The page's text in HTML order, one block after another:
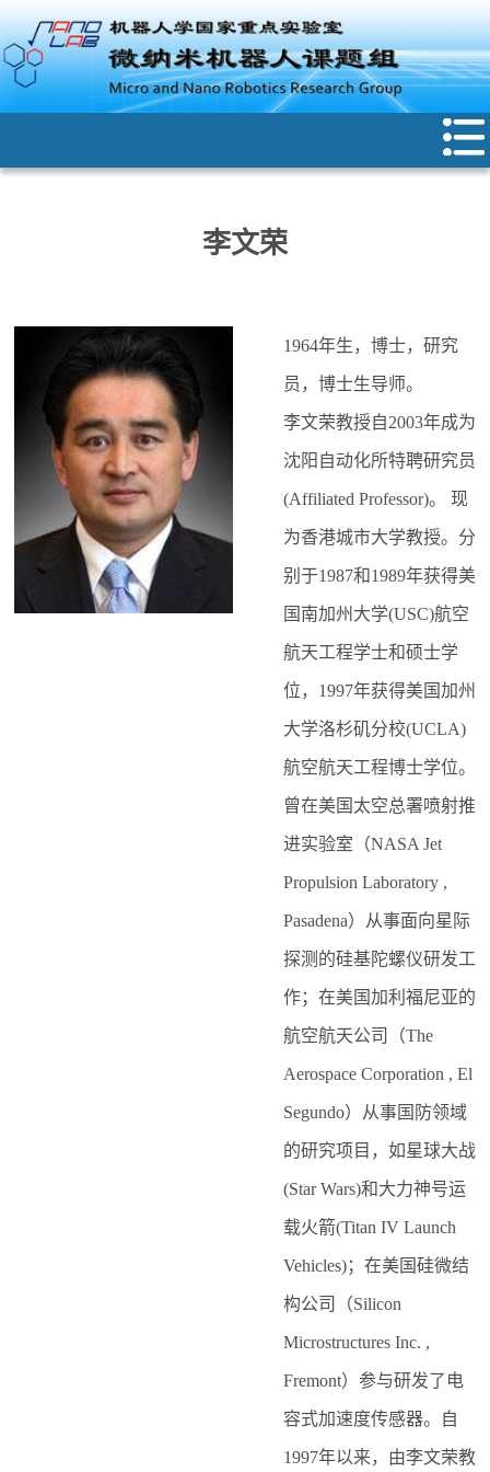
李文荣
1964年生，博士，研究
员，博士生导师。
李文荣教授自2003年成为
沈阳自动化所特聘研究员
(Affiliated Professor)。 现
为香港城市大学教授。分
别于1987和1989年获得美
国南加州大学(USC)航空
航天工程学士和硕士学
位，1997年获得美国加州
大学洛杉矶分校(UCLA)
航空航天工程博士学位。
曾在美国太空总署喷射推
进实验室（NASA Jet
Propulsion Laboratory ,
Pasadena）从事面向星际
探测的硅基陀螺仪研发工
作；在美国加利福尼亚的
航空航天公司（The
Aerospace Corporation , El
Segundo）从事国防领域
的研究项目，如星球大战
(Star Wars)和大力神号运
载火箭(Titan IV Launch
Vehicles)；在美国硅微结
构公司（Silicon
Microstructures Inc. ,
Fremont）参与研发了电
容式加速度传感器。自
1997年以来，由李文荣教